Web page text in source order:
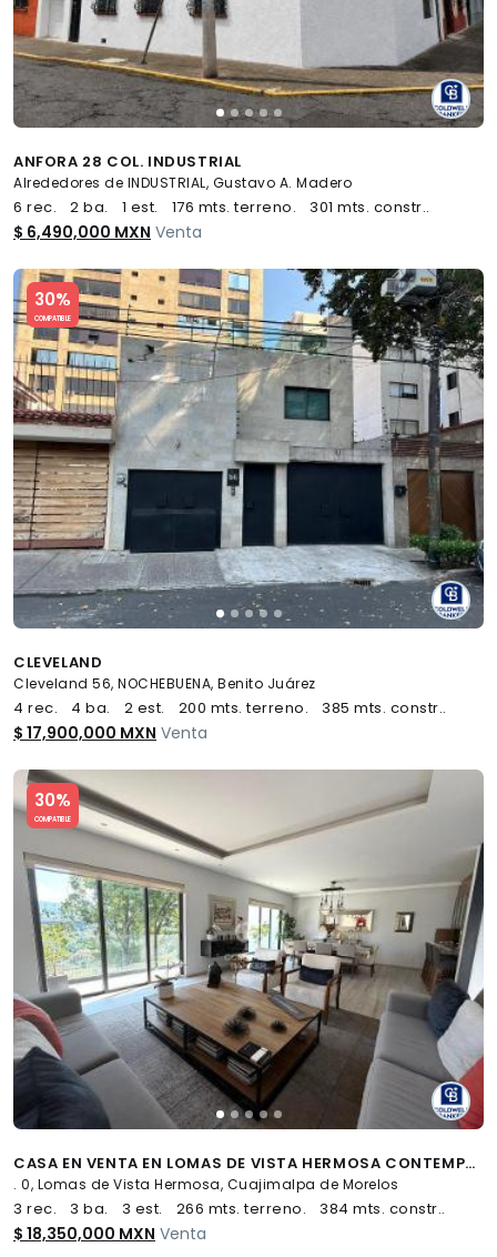
ANFORA 28 COL. INDUSTRIAL
Alrededores de INDUSTRIAL, Gustavo A. Madero
6 rec. 2 ba. 1 est. 176 mts. terreno. 301 mts. constr..
$ 6,490,000 MXN Venta
30%
COMPATIBLE
Slide 1 of 5
CLEVELAND
Cleveland 56, NOCHEBUENA, Benito Juárez
4 rec. 4 ba. 2 est. 200 mts. terreno. 385 mts. constr..
$ 17,900,000 MXN Venta
30%
COMPATIBLE
Slide 1 of 5
CASA EN VENTA EN LOMAS DE VISTA HERMOSA CONTEMPORÁNEA CON JARDÍN
. 0, Lomas de Vista Hermosa, Cuajimalpa de Morelos
3 rec. 3 ba. 3 est. 266 mts. terreno. 384 mts. constr..
$ 18,350,000 MXN Venta